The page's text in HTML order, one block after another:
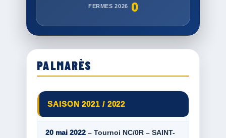
FERMES 2026 0
PALMARÈS
SAISON 2021 / 2022
20 mai 2022 – Tournoi NC/0R – SAINT-